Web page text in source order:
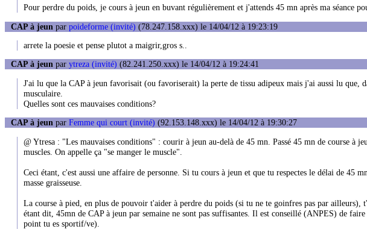
Pour perdre du poids, je cours à jeun en buvant régulièrement et j'attends 45 mn après ma séance
CAP à jeun par poideforme (invité) (78.247.158.xxx) le 14/04/12 à 19:23:19
arrete la poesie et pense plutot a maigrir,gros s..
CAP à jeun par ytreza (invité) (82.241.250.xxx) le 14/04/12 à 19:24:41
J'ai lu que la CAP à jeun favorisait (ou favoriserait) la perte de tissu adipeux mais j'ai aussi lu que,
musculaire.
Quelles sont ces mauvaises conditions?
CAP à jeun par Femme qui court (invité) (92.153.148.xxx) le 14/04/12 à 19:30:27
@ Ytresa : "Les mauvaises conditions" : courir à jeun au-delà de 45 mn. Passé 45 mn de course à
muscles. On appelle ça "se manger le muscle".
Ceci étant, c'est aussi une affaire de personne. Si tu cours à jeun et que tu respectes le délai de 45
masse graisseuse.
La course à pied, en plus de pouvoir t'aider à perdre du poids (si tu ne te goinfres pas par ailleurs),
étant dit, 45mn de CAP à jeun par semaine ne sont pas suffisantes. Il est conseillé (ANPES) de
point tu es sportif/ve).